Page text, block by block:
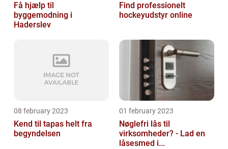
Få hjælp til
byggemodning i
Haderslev
Find professionelt
hockeyudstyr online
08 february 2023
Kend til tapas helt fra
begyndelsen
01 february 2023
Nøglefri lås til
virksomheder? - Lad en
låsesmed i...